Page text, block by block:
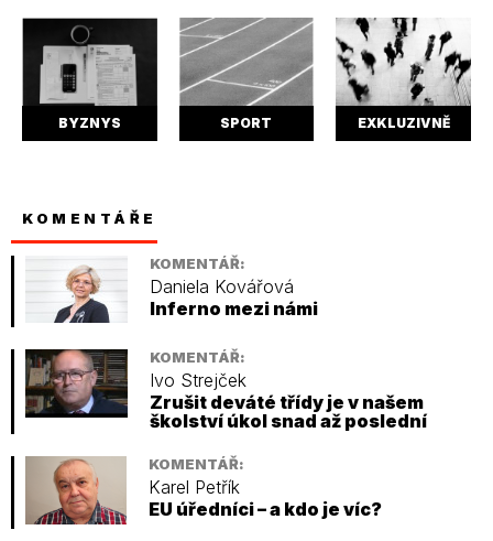
BYZNYS SPORT EXKLUZIVNĚ
KOMENTÁŘE
KOMENTÁŘ:
Daniela Kovářová
Inferno mezi námi
KOMENTÁŘ:
Ivo Strejček
Zrušit deváté třídy je v našem
školství úkol snad až poslední
KOMENTÁŘ:
Karel Petřík
EU úředníci – a kdo je víc?